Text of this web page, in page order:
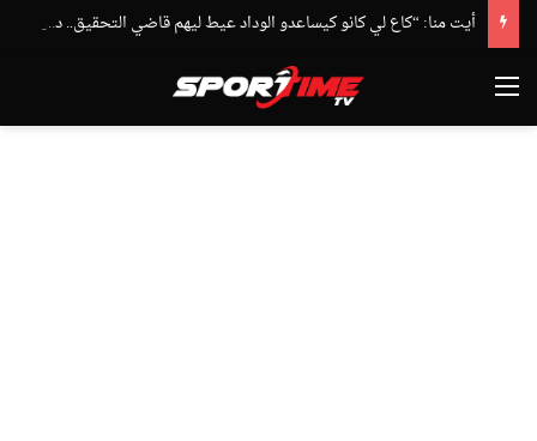
أيت منا: “كاع لي كانو كيساعدو الوداد عيط ليهم قاضي التحقيق.. دابا حتى شي واحد ما بقا باغي يعاون”
القائمة